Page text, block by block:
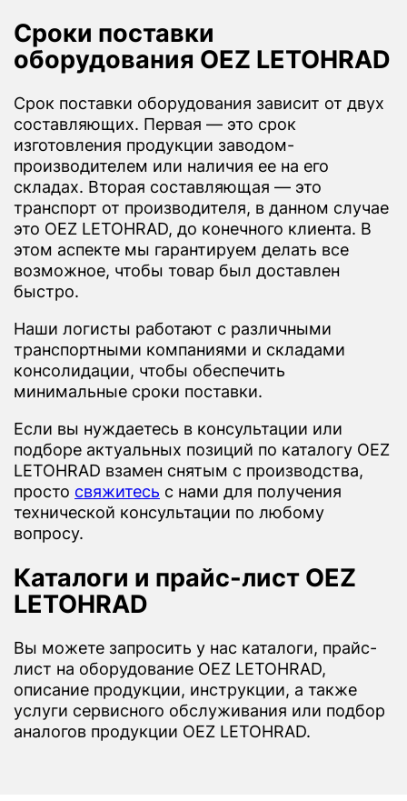
Сроки поставки
оборудования OEZ LETOHRAD
Срок поставки оборудования зависит от двух
составляющих. Первая — это срок
изготовления продукции заводом-
производителем или наличия ее на его
складах. Вторая составляющая — это
транспорт от производителя, в данном случае
это OEZ LETOHRAD, до конечного клиента. В
этом аспекте мы гарантируем делать все
возможное, чтобы товар был доставлен
быстро.
Наши логисты работают с различными
транспортными компаниями и складами
консолидации, чтобы обеспечить
минимальные сроки поставки.
Если вы нуждаетесь в консультации или
подборе актуальных позиций по каталогу OEZ
LETOHRAD взамен снятым с производства,
просто свяжитесь с нами для получения
технической консультации по любому
вопросу.
Каталоги и прайс-лист OEZ
LETOHRAD
Вы можете запросить у нас каталоги, прайс-
лист на оборудование OEZ LETOHRAD,
описание продукции, инструкции, а также
услуги сервисного обслуживания или подбор
аналогов продукции OEZ LETOHRAD.